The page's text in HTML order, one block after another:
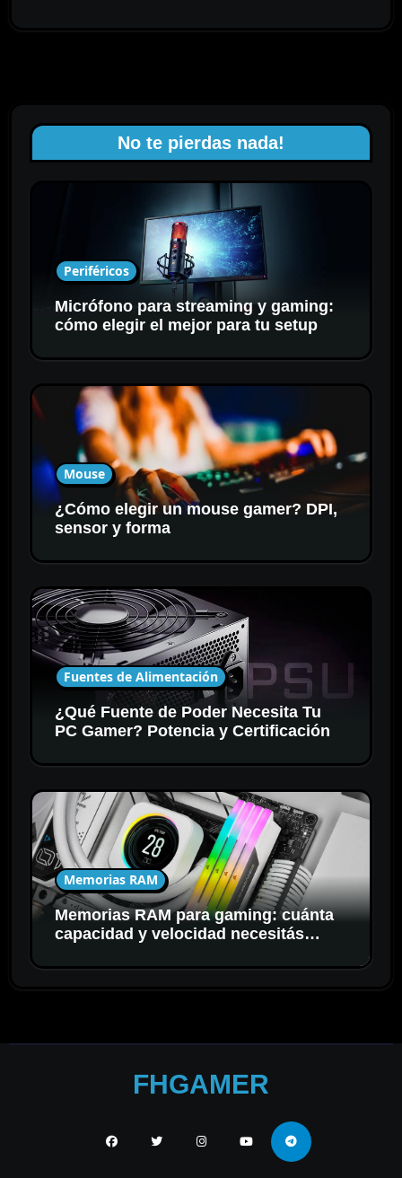
No te pierdas nada!
Periféricos
Micrófono para streaming y gaming:
cómo elegir el mejor para tu setup
Mouse
¿Cómo elegir un mouse gamer? DPI,
sensor y forma
Fuentes de Alimentación
¿Qué Fuente de Poder Necesita Tu
PC Gamer? Potencia y Certificación
Memorias RAM
Memorias RAM para gaming: cuánta
capacidad y velocidad necesitás
FHGAMER